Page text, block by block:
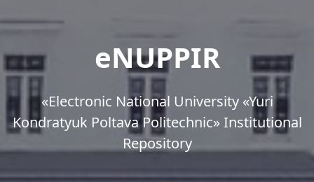
eNUPPIR
«Еlectronic National University «Yuri
Kondratyuk Poltava Politechnic» Institutional
Repository